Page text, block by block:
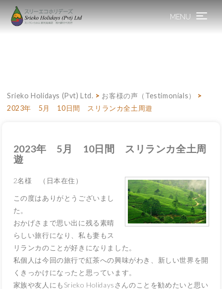
MENU Toggle
Srieko Holidays (Pvt) Ltd. > お客様の声（Testimonials）
>
2023年 5月 10日間 スリランカ全土周遊
2023年 5月 10日間 スリランカ全土周
遊
2名様 （日本在住）
この度はありがとうございまし
た。
おかげさまで思い出に残る素晴
らしい旅行になり、 私も妻もス
リランカのことが好きになりました。
私個人は今回の旅行で紅茶への興味がわき、 新しい世界を開
くきっかけになったと思っています。
家族や友人にもSrieko Holidaysさんのことを勧めたいと思い